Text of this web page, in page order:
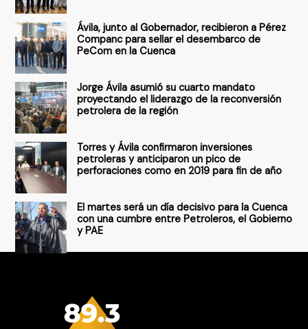
r
o
r
:
Ávila, junto al Gobernador, recibieron a Pérez
Companc para sellar el desembarco de
PeCom en la Cuenca
Jorge Ávila asumió su cuarto mandato
proyectando el liderazgo de la reconversión
petrolera de la región
Torres y Ávila confirmaron inversiones
petroleras y anticiparon un pico de
perforaciones como en 2019 para fin de año
El martes será un día decisivo para la Cuenca
con una cumbre entre Petroleros, el Gobierno
y PAE